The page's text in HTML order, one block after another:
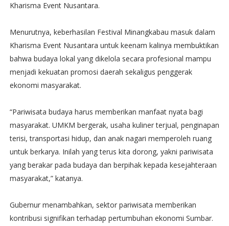
Kharisma Event Nusantara.
Menurutnya, keberhasilan Festival Minangkabau masuk dalam
Kharisma Event Nusantara untuk keenam kalinya membuktikan
bahwa budaya lokal yang dikelola secara profesional mampu
menjadi kekuatan promosi daerah sekaligus penggerak
ekonomi masyarakat.
“Pariwisata budaya harus memberikan manfaat nyata bagi
masyarakat. UMKM bergerak, usaha kuliner terjual, penginapan
terisi, transportasi hidup, dan anak nagari memperoleh ruang
untuk berkarya. Inilah yang terus kita dorong, yakni pariwisata
yang berakar pada budaya dan berpihak kepada kesejahteraan
masyarakat,” katanya.
Gubernur menambahkan, sektor pariwisata memberikan
kontribusi signifikan terhadap pertumbuhan ekonomi Sumbar.